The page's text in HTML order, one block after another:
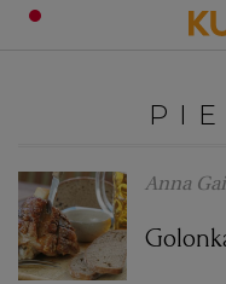
Anna